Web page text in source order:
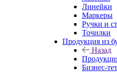
Линейки
Маркеры
Ручки и
Точилки
Продукция из
Назад
Бизнес-